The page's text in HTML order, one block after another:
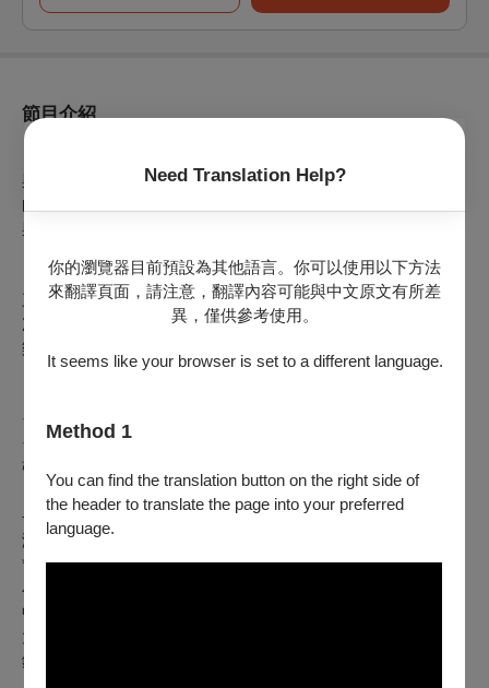
Need Translation Help?
你的瀏覽器目前預設為其他語言。你可以使用以下方法
來翻譯頁面，請注意，翻譯內容可能與中文原文有所差
異，僅供參考使用。
It seems like your browser is set to a different language.
Method 1
You can find the translation button on the right side of
the header to translate the page into your preferred
language.
節目介紹
與甄選新秀同台共演，以精緻室內樂編制，展開如交響般寬廣
的音色、結構與情感張力，呈現跨世代音樂對話的細膩、傳承
與共鳴。
本場音樂會以不同編制的室內樂作品串聯，從雙鋼琴、鋼琴
三重奏到弦樂八重奏，帶領觀眾感受聲部之間的互動與音樂層
次的變化。演出中亦將穿插簡短導聆與示範，讓觀眾更貼近音
樂家在舞台上的交流與選擇。
台，透過實際共演，展現不同世代音樂家之間的合作默契與舞
台火花。邀請您走進現場，一同感受室內樂在對話之中展現的
張力與魅力。
⸻
演出者
*2026年Da Capo 室內樂音樂節新秀學員
小提琴：李純欣、張庭碩、丁章媛
中提琴：張詠馨、蔡弦修
大提琴：陳世霖、上地彩門、陳昱翰
鋼琴：盧易之、廖培鈞